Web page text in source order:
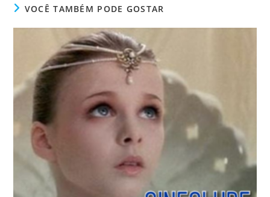
VOCÊ TAMBÉM PODE GOSTAR